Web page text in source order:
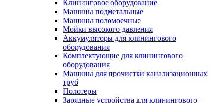
Клининговое оборудование
Машины подметальные
Машины поломоечные
Мойки высокого давления
Аккумуляторы для клинингового
оборудования
Комплектующие для клинингового
оборудования
Машины для прочистки канализационных
труб
Полотеры
Зарядные устройства для клинингового